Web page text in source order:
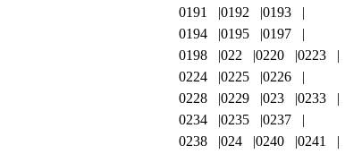
0191
0192
0193
0194
0195
0197
0198
022 0220
0223
0224
0225
0226
0228
0229 023
0233
0234
0235
0237
0238
024 0240
0241